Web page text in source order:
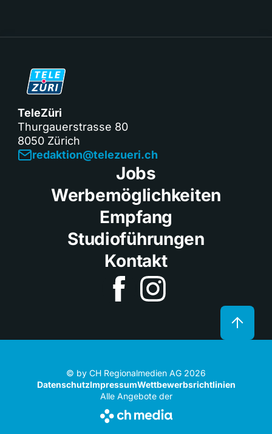
TeleZüri
Thurgauerstrasse 80
8050 Zürich
redaktion@telezueri.ch
Jobs
Werbemöglichkeiten
Empfang
Studioführungen
Kontakt
© by CH Regionalmedien AG 2026
DatenschutzImpressumWettbewerbsrichtlinien
Alle Angebote der